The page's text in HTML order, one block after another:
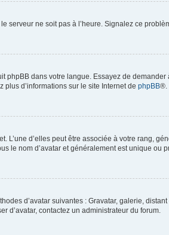
serveur ne soit pas à l’heure. Signalez ce
phpBB dans votre langue. Essayez de
plus d’informations sur le site Internet de phpBB®.
L’une d’elles peut être associée à votre rang,
le nom d’avatar et généralement est unique ou
d’avatar suivantes : Gravatar, galerie,
d’avatar, contactez un administrateur du forum.